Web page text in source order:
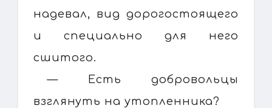
надевал, вид дорогостоящего
и специально для него
сшитого.
— Есть добровольцы
взглянуть на утопленника?